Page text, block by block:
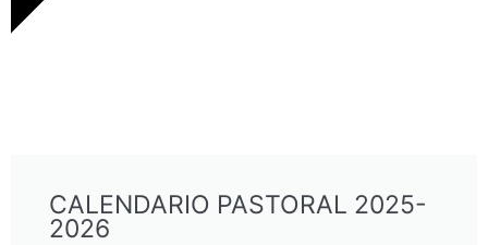
CALENDARIO PASTORAL 2025-
2026